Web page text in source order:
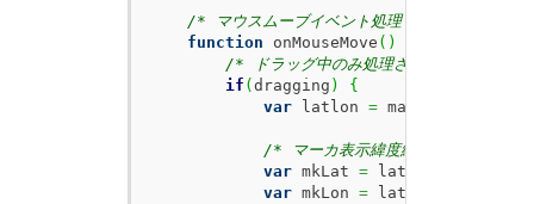
/* マウスムーブイベント処理 */
function onMouseMove ( )
/* ドラッグ中のみ処理させる */
if ( dragging )
{
var latlon = map.
/* マーカ表示緯度経度を取得 */
var mkLat = latlon.
var mkLon = latlon.